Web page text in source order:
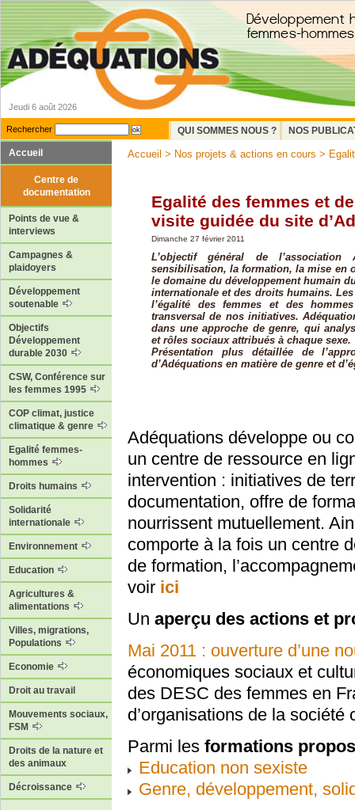
Jeudi 6 août 2026
Rechercher QUI SOMMES NOUS ?
NOS
Accueil
Centre de
documentation
Points de vue &
interviews
Campagnes &
plaidoyers
Développement
soutenable
Objectifs
Développement
durable 2030
CSW, Conférence sur
les femmes 1995
COP climat, justice
climatique & genre
Egalité femmes-
hommes
Droits humains
Solidarité
internationale
Environnement
Education
Agricultures &
alimentations
Villes, migrations,
Populations
Economie
Droit au travail
Mouvements sociaux,
FSM
Droits de la nature et
des animaux
Décroissance
Accueil > Nos projets & actions en cours >
Egalité des femmes et
visite guidée du site
Dimanche 27 février 2011
L’objectif général de l’association
sensibilisation, la formation, la mise en
le domaine du développement humain
internationale et des droits humains.
l’égalité des femmes et des
transversal de nos initiatives.
dans une approche de genre, qui
et rôles sociaux attribués à chaque sexe.
Présentation plus détaillée de
d’Adéquations en matière de genre et
Adéquations développe ou
un centre de ressource en
intervention : initiatives de
documentation, offre de
nourrissent mutuellement.
comporte à la fois un centre
de formation,
voir ici
Un aperçu des actions et
Mai 2011 : ouverture d’une
économiques sociaux et
des DESC des femmes en
d’organisations de la société
Parmi les formations
Education non sexiste
Genre, développement,